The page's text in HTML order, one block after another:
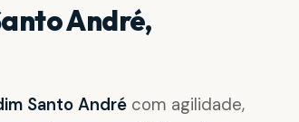
André,
Santo André com agilidade,